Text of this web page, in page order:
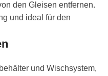
den Gleisen entfernen.
und ideal für den
und Wischsystem,